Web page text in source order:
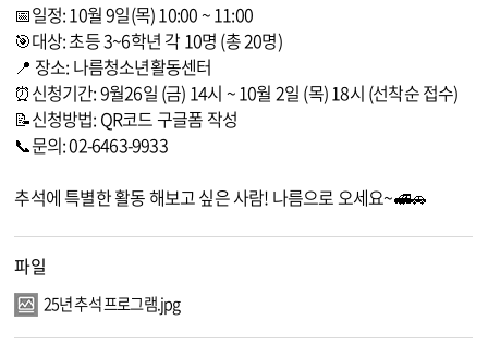
📅일정: 10월 9일(목) 10:00 ~ 11:00
🎯대상: 초등 3~6학년 각 10명 (총 20명)
📍 장소: 나름청소년활동센터
⏰신청기간: 9월26일 (금) 14시 ~ 10월 2일 (목) 18시 (선착순 접수)
📝신청방법: QR코드 구글폼 작성
📞문의: 02-6463-9933
추석에 특별한 활동 해보고 싶은 사람! 나름으로 오세요~🚅🚗
파일
25년 추석 프로그램.jpg